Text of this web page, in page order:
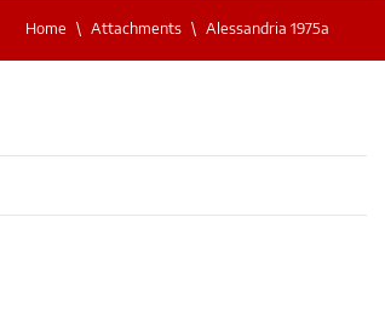
Home Attachments Alessandria 1975a